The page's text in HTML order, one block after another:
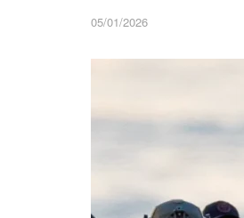
05/01/2026